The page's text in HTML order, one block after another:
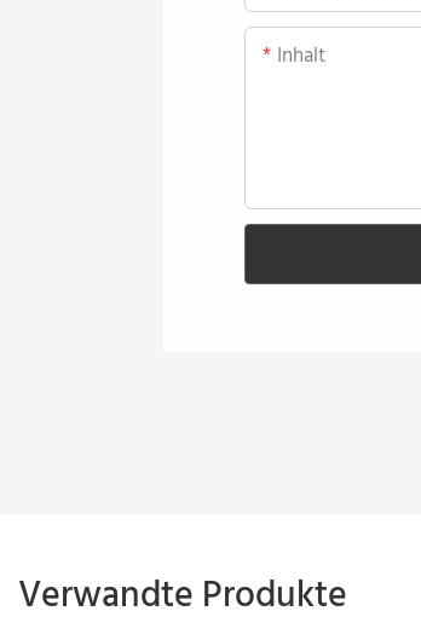
Inhalt
Verwandte Produkte